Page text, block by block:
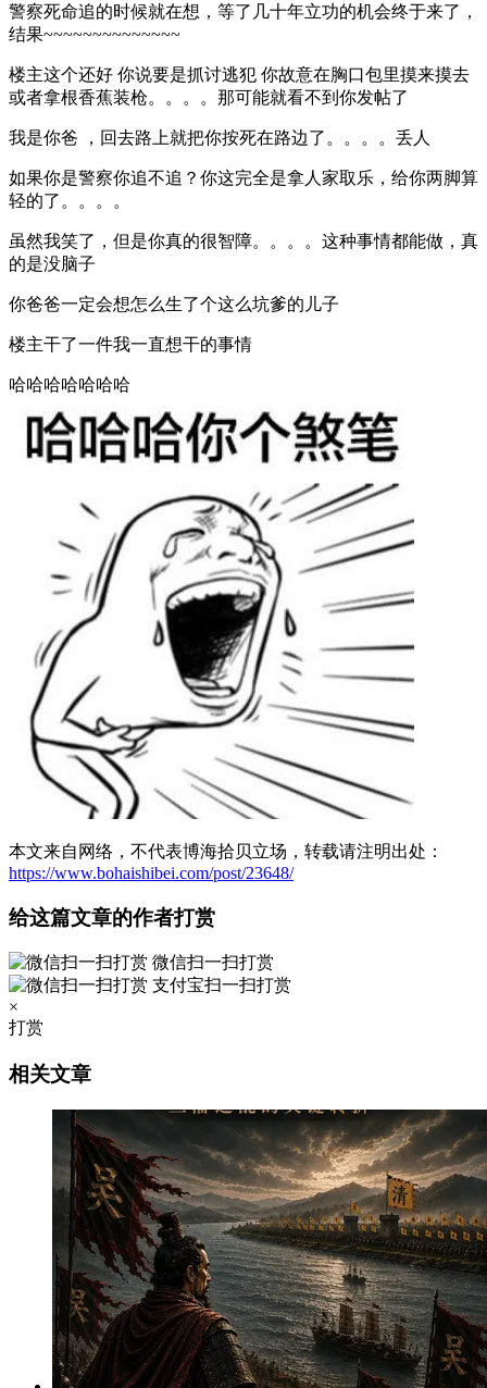
警察死命追的时候就在想，等了几十年立功的机会终于来了，
结果~~~~~~~~~~~~~~
楼主这个还好 你说要是抓讨逃犯 你故意在胸口包里摸来摸去
或者拿根香蕉装枪。。。。那可能就看不到你发帖了
我是你爸 ，回去路上就把你按死在路边了。。。。丢人
如果你是警察你追不追？你这完全是拿人家取乐，给你两脚算
轻的了。。。。
虽然我笑了，但是你真的很智障。。。。这种事情都能做，真
的是没脑子
你爸爸一定会想怎么生了个这么坑爹的儿子
楼主干了一件我一直想干的事情
哈哈哈哈哈哈哈
本文来自网络，不代表博海拾贝立场，转载请注明出处：
https://www.bohaishibei.com/post/23648/
给这篇文章的作者打赏
微信扫一扫打赏
支付宝扫一扫打赏
×
打赏
相关文章